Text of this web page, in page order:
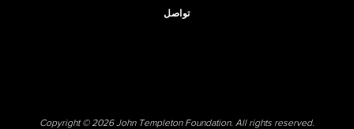
تواصل
Copyright © 2026 John Templeton Foundation. All rights reserved.